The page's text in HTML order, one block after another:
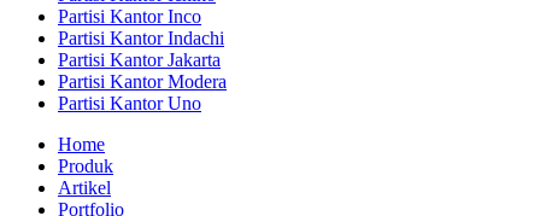
Partisi Kantor Inco
Partisi Kantor Indachi
Partisi Kantor Jakarta
Partisi Kantor Modera
Partisi Kantor Uno
Home
Produk
Artikel
Portfolio